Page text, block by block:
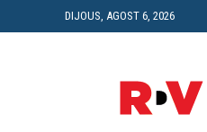
DIJOUS, AGOST 6, 2026